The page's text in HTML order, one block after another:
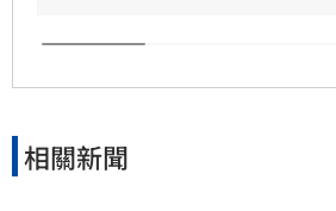
語，品牌最終被迫限制留言權
再度凸顯政治敏感議題對品牌
引發各界高度關注。
相關新聞